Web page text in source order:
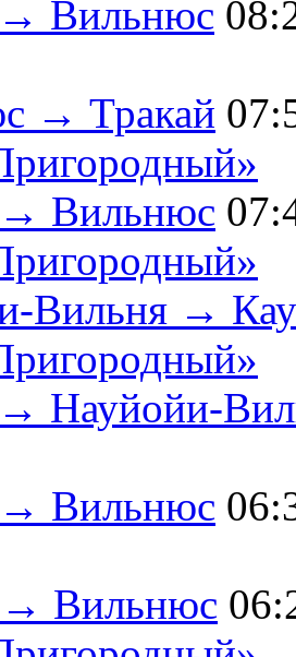
→ Вильнюс
→ Тракай
→ Вильнюс
Вильня →
Науйойи-
→ Вильнюс
→ Вильнюс